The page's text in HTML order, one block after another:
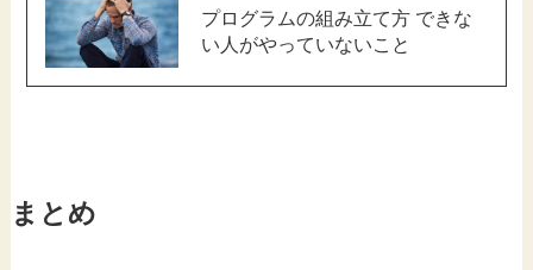
プログラムの組み立て方 できな
い人がやっていないこと
まとめ